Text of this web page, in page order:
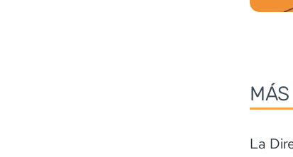
La